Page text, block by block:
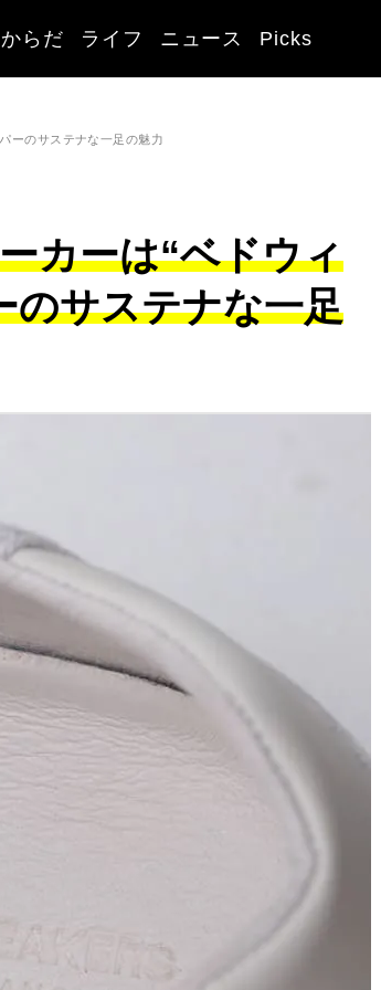
からだ ライフ ニュース Picks
ーのサステナな一足の魅力
カーは“ベドウィ
のサステナな一足